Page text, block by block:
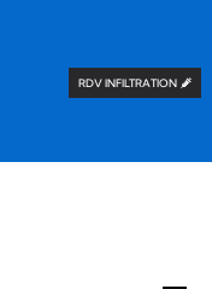
RDV INFILTRATION